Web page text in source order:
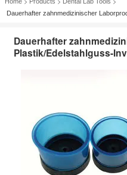
Dauerhafter zahnmedizinischer
Dauerhafter
Plastik/Edelstahlguss-